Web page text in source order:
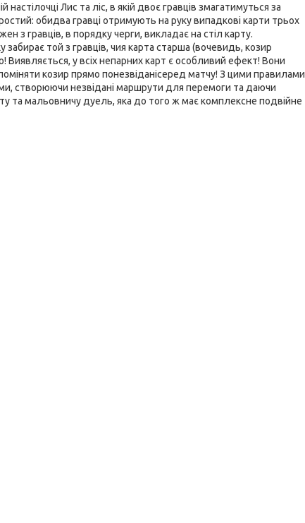
Лис та ліс, в якій двоє гравців змагатимуться за
обидва гравці отримують на руку випадкові карти трьох
з гравців, в порядку черги, викладає на стіл карту.
забирає той з гравців, чия карта старша (вочевидь, козир
Виявляється, у всіх непарних карт є особливий ефект! Вони
козир прямо понезвіданісеред матчу! З цими правилами
створюючи незвідані маршрути для перемоги та даючи
та мальовничу дуель, яка до того ж має комплексне подвійне